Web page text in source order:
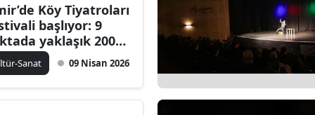
Köy Tiyatroları
başlıyor: 9
yaklaşık 200
sahne alacak
Sanat 09 Nisan 2026